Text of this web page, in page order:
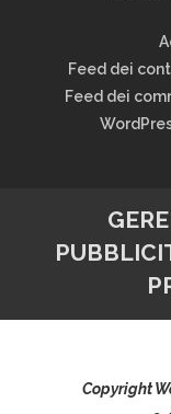
Feed dei
Feed dei
Copyright